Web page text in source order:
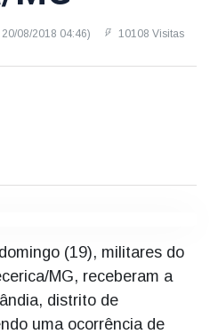
08/2018 04:46) 10108 Visitas
(19), militares do
MG, receberam a
distrito de
uma ocorrência de